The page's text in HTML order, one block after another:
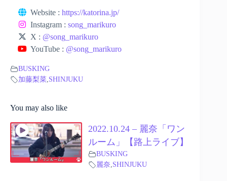
Website : https://katorina.jp/
Instagram : song_marikuro
X : @song_marikuro
YouTube : @song_marikuro
BUSKING
加藤梨菜 SHINJUKU
You may also like
2022.10.24 – 麗奈「ワン
ルーム」【路上ライブ】
BUSKING
麗奈 SHINJUKU